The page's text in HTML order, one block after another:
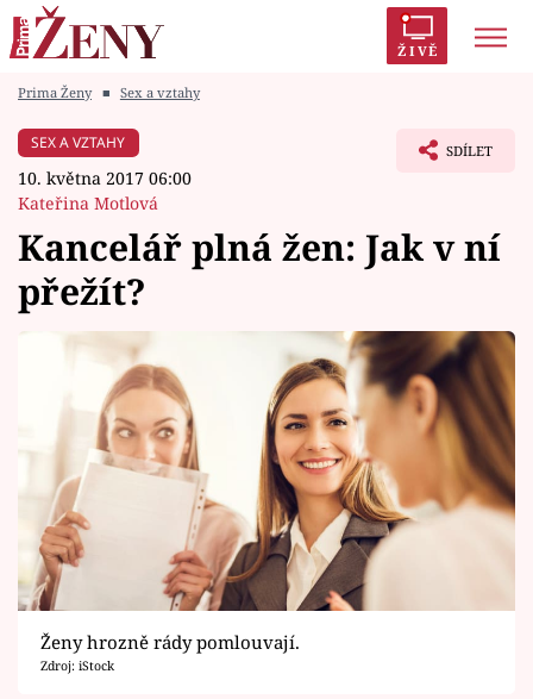
ŽIVĚ
Módní alarm
Témata
Celebrity
Vztahy
Seriály
Horoskopy
Sledujte prima+
Filmový festival Karlovy Vary
Prima Ženy ■ Sex a vztahy
SEX A VZTAHY
10. května 2017 06:00
Kateřina Motlová
SDÍLET
Kancelář plná žen: Jak v ní
přežít?
Ženy hrozně rády pomlouvají.
Zdroj: iStock